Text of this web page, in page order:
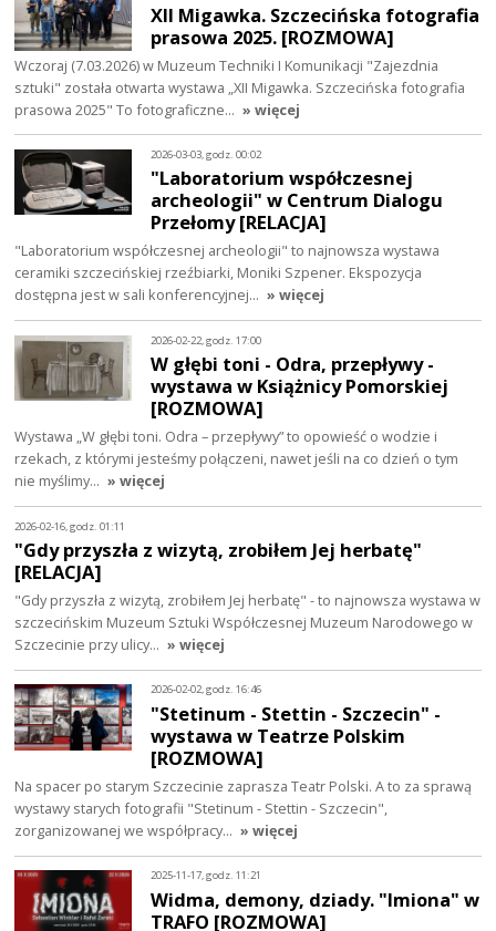
XII Migawka. Szczecińska fotografia
prasowa 2025. [ROZMOWA]
Wczoraj (7.03.2026) w Muzeum Techniki I Komunikacji "Zajezdnia
sztuki" została otwarta wystawa „XII Migawka. Szczecińska fotografia
prasowa 2025" To fotograficzne… » więcej
2026-03-03, godz. 00:02
"Laboratorium współczesnej
archeologii" w Centrum Dialogu
Przełomy [RELACJA]
"Laboratorium współczesnej archeologii" to najnowsza wystawa
ceramiki szczecińskiej rzeźbiarki, Moniki Szpener. Ekspozycja
dostępna jest w sali konferencyjnej… » więcej
2026-02-22, godz. 17:00
W głębi toni - Odra, przepływy -
wystawa w Książnicy Pomorskiej
[ROZMOWA]
Wystawa „W głębi toni. Odra – przepływy” to opowieść o wodzie i
rzekach, z którymi jesteśmy połączeni, nawet jeśli na co dzień o tym
nie myślimy… » więcej
2026-02-16, godz. 01:11
"Gdy przyszła z wizytą, zrobiłem Jej herbatę"
[RELACJA]
"Gdy przyszła z wizytą, zrobiłem Jej herbatę" - to najnowsza wystawa w
szczecińskim Muzeum Sztuki Współczesnej Muzeum Narodowego w
Szczecinie przy ulicy… » więcej
2026-02-02, godz. 16:46
"Stetinum - Stettin - Szczecin" -
wystawa w Teatrze Polskim
[ROZMOWA]
Na spacer po starym Szczecinie zaprasza Teatr Polski. A to za sprawą
wystawy starych fotografii "Stetinum - Stettin - Szczecin",
zorganizowanej we współpracy… » więcej
2025-11-17, godz. 11:21
Widma, demony, dziady. "Imiona" w
TRAFO [ROZMOWA]